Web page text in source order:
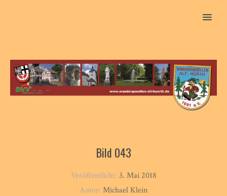
MENU
Bild 043
Veröffentlicht: 3. Mai 2018
Autor: Michael Klein